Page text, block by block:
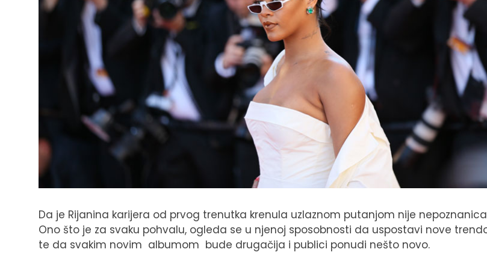
Da je Rijanina karijera od prvog trenutka krenula uzlaznom putanjom nije
Ono što je za svaku pohvalu, ogleda se u njenoj sposobnosti da uspostavi nove
te da svakim novim albumom bude drugačija i publici ponudi nešto novo.